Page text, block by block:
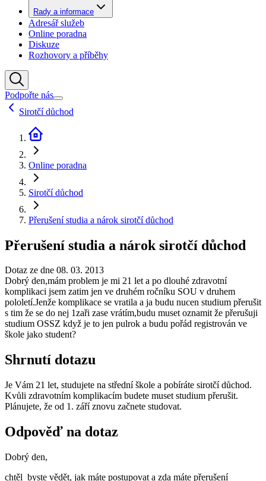
Rady a informace
Adresář služeb
Online poradna
Diskuze
Rozhovory a příběhy
Podpořte nás
Sirotčí důchod
Online poradna
Sirotčí důchod
Přerušení studia a nárok sirotčí důchod
Přerušení studia a nárok sirotčí důchod
Dotaz ze dne 08. 03. 2013
Dobrý den,mám problem je mi 21 let a po dlouhé zdravotní
komplikaci jsem zatim jen ve druhém ročníku SOU v druhem
pololetí.Jenže komplikace se vratila a ja budu nucen studium přerušit
s tim že se do nej 1zaři zase vrátím,budu muset oznamit že přerušuji
studium OSSZ když je to jen pulrok a budu pořád registrován ve
škole jako student?
Shrnutí dotazu
Je Vám 21 let, studujete na střední škole a pobíráte sirotčí důchod.
Kvůli zdravotním komplikacím budete muset studium přerušit.
Plánujete, že od 1. září znovu začnete studovat.
Odpověď na dotaz
Dobrý den,
chtěl byste vědět, jak máte postupovat a zda máte přerušení